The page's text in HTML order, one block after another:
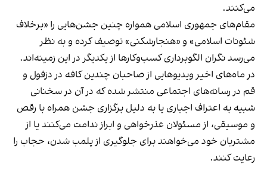
می‌کنند.
مقام‌های جمهوری اسلامی همواره چنین جشن‌هایی را «برخلاف
شئونات اسلامی» و «هنجارشکنی» توصیف کرده و به نظر
می‌رسد نگران الگوبرداری کسب‌وکارها از یکدیگر در این زمینه‌اند.
در ماه‌های اخیر ویدیوهایی از صاحبان چندین کافه در دزفول و
قم در رسانه‌های اجتماعی منتشر شده که در آن در سخنانی
شبیه به اعتراف اجباری یا به دلیل برگزاری جشن همراه با رقص
و موسیقی، از مسئولان عذرخواهی و ابراز ندامت می‌کنند یا از
مشتریان خود می‌خواهند برای جلوگیری از پلمب شدن، حجاب را
رعایت کنند.